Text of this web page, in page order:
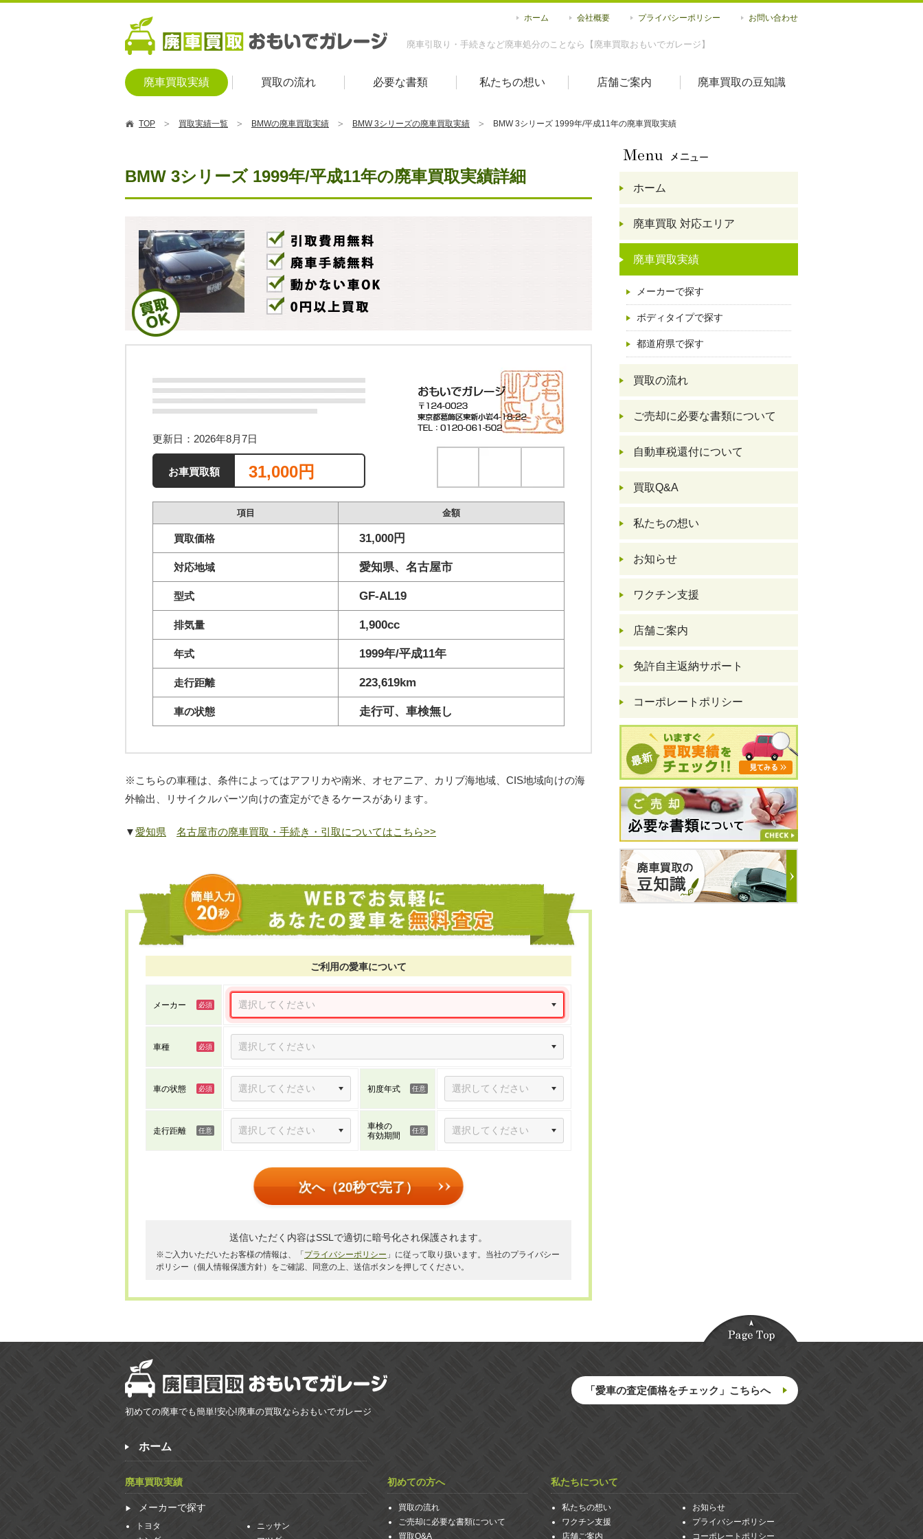
廃車引取り・手続きなど廃車処分のことなら【廃車買取おもいでガレージ】
ホーム 会社概要 プライバシーポリシー お問い合わせ
廃車買取実績 買取の流れ 必要な書類 私たちの想い 店舗ご案内 廃車買取の豆知識
TOP 買取実績一覧 BMWの廃車買取実績 BMW 3シリーズの廃車買取実績 BMW 3シリーズ 1999年/平成11年の廃車買取実績
BMW 3シリーズ 1999年/平成11年の廃車買取実績詳細
更新日：2026年8月7日
お車買取額 31,000円
項目 金額
買取価格 31,000円
対応地域 愛知県、名古屋市
型式 GF-AL19
排気量 1,900cc
年式 1999年/平成11年
走行距離 223,619km
車の状態 走行可、車検無し
※こちらの車種は、条件によってはアフリカや南米、オセアニア、カリブ海地域、CIS地域向けの海
外輸出、リサイクルパーツ向けの査定ができるケースがあります。
▼愛知県 名古屋市の廃車買取・手続き・引取についてはこちら>>
ご利用の愛車について
メーカー
車種
車の状態 初度年式
走行距離
車検の
有効期間
次へ（20秒で完了）
送信いただく内容はSSLで適切に暗号化され保護されます。
※ご入力いただいたお客様の情報は、「 プライバシーポリシー 」に従って取り扱います。当社のプライバシー
ポリシー（個人情報保護方針）をご確認、同意の上、送信ボタンを押してください。
ホーム
廃車買取 対応エリア
廃車買取実績
メーカーで探す
ボディタイプで探す
都道府県で探す
買取の流れ
ご売却に必要な書類について
自動車税還付について
買取Q&A
私たちの想い
お知らせ
ワクチン支援
店舗ご案内
免許自主返納サポート
コーポレートポリシー
初めての廃車でも簡単!安心!廃車の買取ならおもいでガレージ
「愛車の査定価格をチェック」こちらへ
ホーム
廃車買取実績
メーカーで探す
トヨタ
ニッサン
初めての方へ
買取の流れ
ご売却に必要な書類について
買取Q&A
私たちについて
私たちの想い
ワクチン支援
店舗ご案内
お知らせ
プライバシーポリシー
コーポレートポリシー